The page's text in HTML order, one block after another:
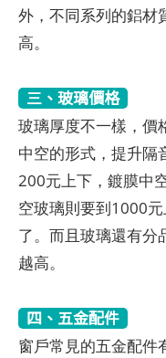
外，不同系列的鋁材
高。
三、玻璃價格
玻璃厚度不一樣，價
中空的形式，提升隔
200元上下，鍍膜中
空玻璃則要到1000
了。而且玻璃還有分
越高。
四、五金配件
窗戶常見的五金配件